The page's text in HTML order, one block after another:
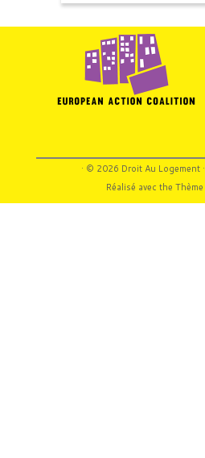
· © 2026 Droit Au Logement·
Réalisé avec the